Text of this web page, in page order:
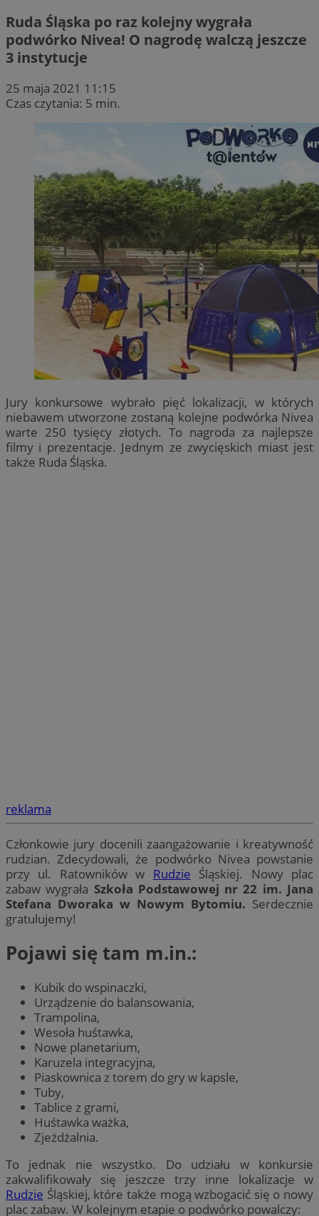
Ruda Śląska po raz kolejny wygrała
podwórko Nivea! O nagrodę walczą jeszcze
3 instytucje
25 maja 2021 11:15
Czas czytania: 5 min.
Jury konkursowe wybrało pięć lokalizacji, w których
niebawem utworzone zostaną kolejne podwórka Nivea
warte 250 tysięcy złotych. To nagroda za najlepsze
filmy i prezentacje. Jednym ze zwycięskich miast jest
także Ruda Śląska.
reklama
Członkowie jury docenili zaangażowanie i kreatywność
rudzian. Zdecydowali, że podwórko Nivea powstanie
przy ul. Ratowników w Rudzie Śląskiej. Nowy plac
zabaw wygrała Szkoła Podstawowej nr 22 im. Jana
Stefana Dworaka w Nowym Bytomiu. Serdecznie
gratulujemy!
Pojawi się tam m.in.:
Kubik do wspinaczki,
Urządzenie do balansowania,
Trampolina,
Wesoła huśtawka,
Nowe planetarium,
Karuzela integracyjna,
Piaskownica z torem do gry w kapsle,
Tuby,
Tablice z grami,
Huśtawka ważka,
Zjeżdżalnia.
To jednak nie wszystko. Do udziału w konkursie
zakwalifikowały się jeszcze trzy inne lokalizacje w
Rudzie Śląskiej, które także mogą wzbogacić się o nowy
plac zabaw. W kolejnym etapie o podwórko powalczy: